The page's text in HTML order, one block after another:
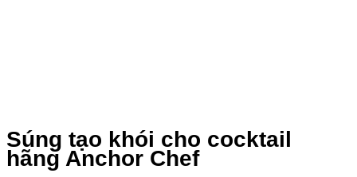
Súng tạo khói cho cocktail
hãng Anchor Chef